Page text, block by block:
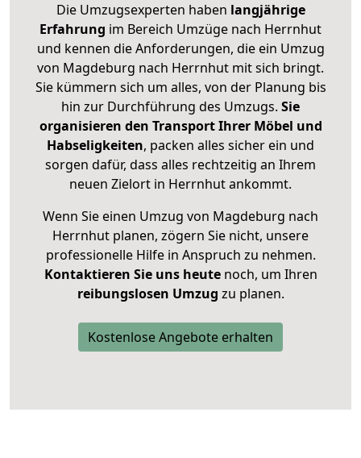
Die Umzugsexperten haben langjährige
Erfahrung im Bereich Umzüge nach Herrnhut
und kennen die Anforderungen, die ein Umzug
von Magdeburg nach Herrnhut mit sich bringt.
Sie kümmern sich um alles, von der Planung bis
hin zur Durchführung des Umzugs. Sie
organisieren den Transport Ihrer Möbel und
Habseligkeiten, packen alles sicher ein und
sorgen dafür, dass alles rechtzeitig an Ihrem
neuen Zielort in Herrnhut ankommt.
Wenn Sie einen Umzug von Magdeburg nach
Herrnhut planen, zögern Sie nicht, unsere
professionelle Hilfe in Anspruch zu nehmen.
Kontaktieren Sie uns heutenoch, um Ihren
reibungslosen Umzug zu planen.
Kostenlose Angebote erhalten